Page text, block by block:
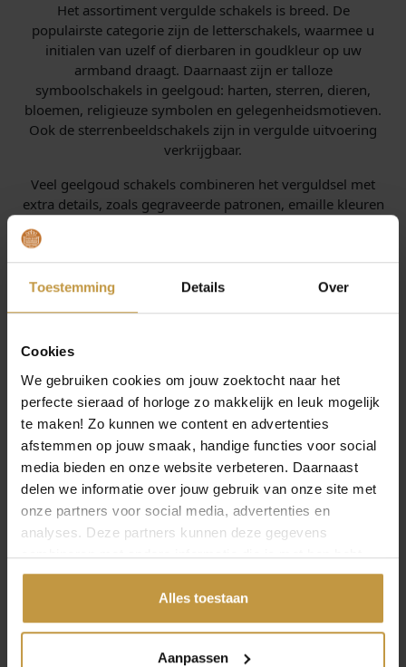
Toestemming Details Over
Cookies
We gebruiken cookies om jouw zoektocht naar het
perfecte sieraad of horloge zo makkelijk en leuk mogelijk
te maken! Zo kunnen we content en advertenties
afstemmen op jouw smaak, handige functies voor social
media bieden en onze website verbeteren. Daarnaast
delen we informatie over jouw gebruik van onze site met
onze partners voor social media, advertenties en
analyses. Deze partners kunnen deze gegevens
combineren met andere informatie die je met hen hebt
gedeeld of die ze hebben verzameld via jouw gebruik van
Alles toestaan
Aanpassen
OPEN FILTER
Het assortiment vergulde schakels is breed. De
populairste categorie zijn de letterschakels, waarmee u
initialen van uzelf of dierbaren in goudkleur op uw
armband draagt. Daarnaast zijn er talloze
symboolschakels in geelgoud: harten, sterren, dieren,
bloemen, religieuze symbolen en gelegenheidsmotieven.
Ook de sterrenbeeldschakels zijn in vergulde uitvoering
verkrijgbaar.
Veel geelgoud schakels combineren het verguldsel met
extra details, zoals gegraveerde patronen, emaille kleuren
of zirkonia steentjes, voor wie van iets meer schittering
houdt. Door deze variatie vindt vrijwel iedereen een
vergulde schakel met persoonlijke betekenis.
COMBINEREN MET ANDERE KLEUREN
systeem is dat u kleuren vrij door elkaar kunt dragen.
zilverschakels voor een eigentijdse bicolor look, waarbij
het warme goud mooi contrasteert met het koele zilver.
Voor een nog zachtere, romantische uitstraling
combineert u geelgoud metNomination rosegoud
schakels. De twee goudtinten versterken elkaar en geven
uw armband een verfijnde, warme gloed. Omdat alle
Classic schakels hetzelfde formaat hebben, kunt u
eindeloos mixen en uw armband telkens opnieuw
vormgeven.
ITALIAANS VAKMANSCHAP
Nomination werd in 1987 opgericht in Firenze, Italië, en
vervaardigd. Het merk staat wereldwijd bekend om de